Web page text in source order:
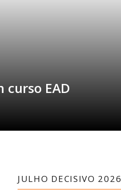
EAD
JULHO DECISIVO 2026